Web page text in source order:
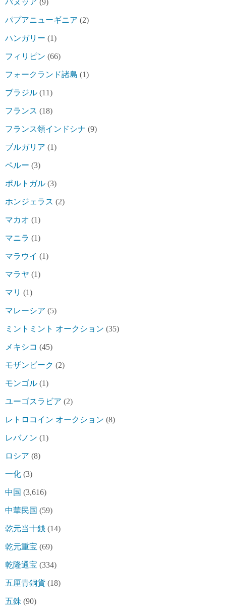
パプアニューギニア (2)
ハンガリー (1)
フィリピン (66)
フォークランド諸島 (1)
ブラジル (11)
フランス (18)
フランス領インドシナ (9)
ブルガリア (1)
ペルー (3)
ポルトガル (3)
ホンジェラス (2)
マカオ (1)
マニラ (1)
マラウイ (1)
マラヤ (1)
マリ (1)
マレーシア (5)
ミントミント オークション (35)
メキシコ (45)
モザンビーク (2)
モンゴル (1)
ユーゴスラビア (2)
レトロコイン オークション (8)
レバノン (1)
ロシア (8)
一化 (3)
中国 (3,616)
中華民国 (59)
乾元当十銭 (14)
乾元重宝 (69)
乾隆通宝 (334)
五厘青銅貨 (18)
五銖 (90)